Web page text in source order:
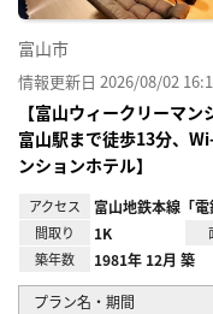
富山市
情報更新日 2026/08/02
【富山ウィークリーマン
富山駅まで徒歩13分、
ンションホテル】
アクセス 富山地鉄本線「
間取り 1K
築年数 1981年 12月 築
プラン名・期間